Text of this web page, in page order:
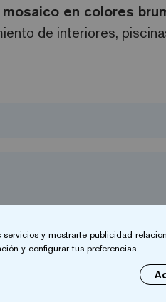
mosaico en colores
de interiores,
y mostrarte publicidad
y configurar tus preferencias.